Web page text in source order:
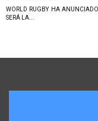
WORLD RUGBY HA
SERÁ LA...